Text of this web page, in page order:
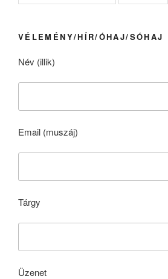
VÉLEMÉNY/HÍR/ÓHAJ/SÓHAJ
Név (illik)
Email (muszáj)
Tárgy
Üzenet